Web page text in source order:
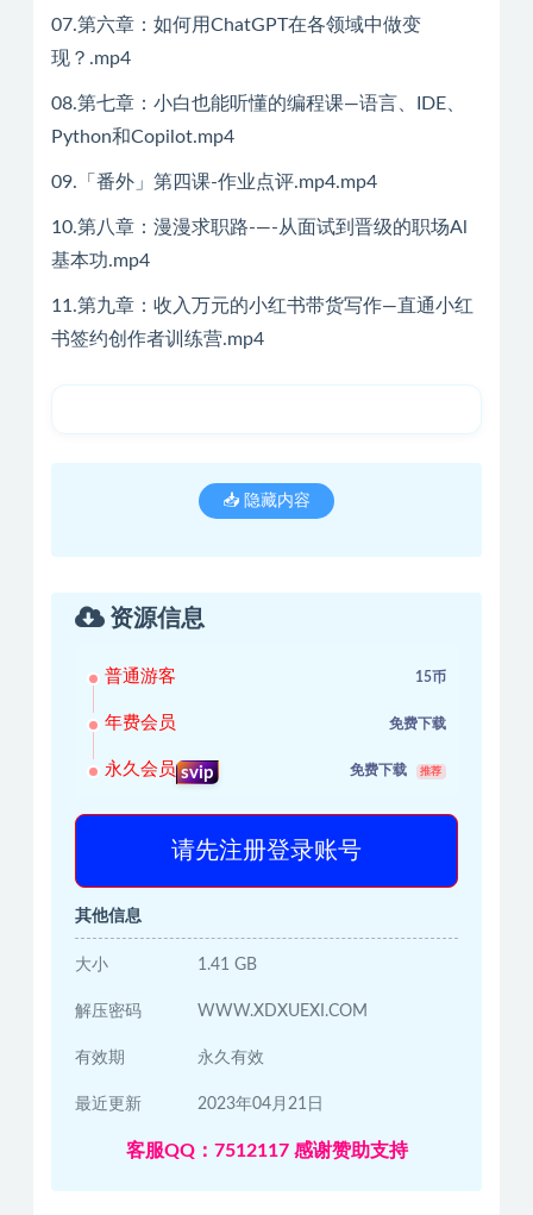
07.第六章：如何用ChatGPT在各领域中做变
现？.mp4
08.第七章：小白也能听懂的编程课—语言、IDE、
Python和Copilot.mp4
09.「番外」第四课-作业点评.mp4.mp4
10.第八章：漫漫求职路-—-从面试到晋级的职场Al
基本功.mp4
11.第九章：收入万元的小红书带货写作—直通小红
书签约创作者训练营.mp4
📥 隐藏内容
资源信息
普通游客 15币
年费会员 免费下载
永久会员 svip 免费下载 推荐
请先注册登录账号
其他信息
大小 1.41 GB
解压密码 WWW.XDXUEXI.COM
有效期 永久有效
最近更新 2023年04月21日
客服QQ：7512117 感谢赞助支持